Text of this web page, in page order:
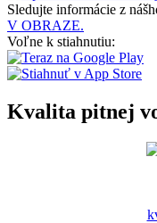
Sledujte informácie z
V OBRAZE.
Voľne k stiahnutiu:
Kvalita pitnej